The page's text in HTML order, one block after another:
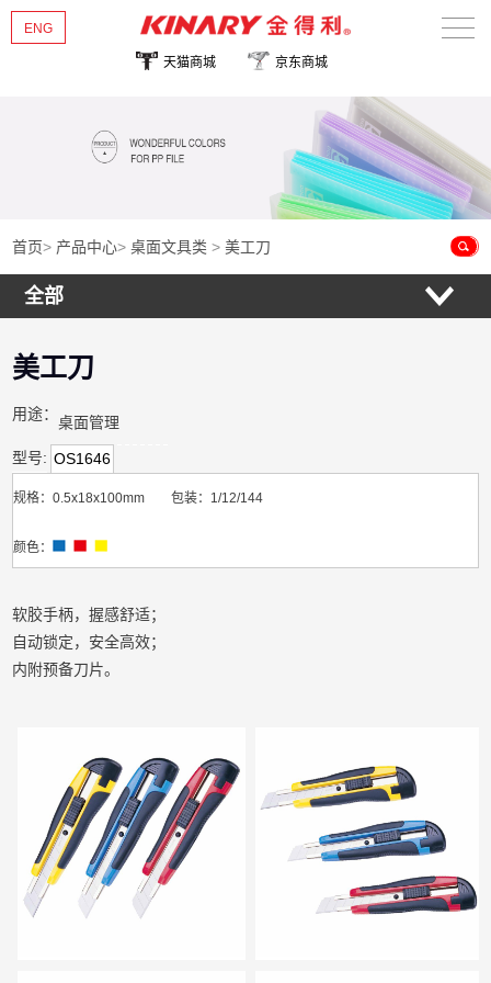
ENG
天猫商城 京东商城
关于金得利
热销新品
新闻资讯
首页> 产品中心> 桌面文具类 >美工刀
全部
美工刀
用途： 桌面管理
型号: OS1646
规格：0.5x18x100mm 包装：1/12/144
颜色：
软胶手柄，握感舒适；
自动锁定，安全高效；
内附预备刀片。